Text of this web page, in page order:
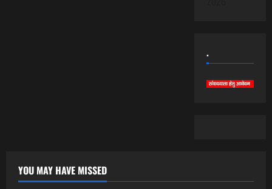
.
YOU MAY HAVE MISSED